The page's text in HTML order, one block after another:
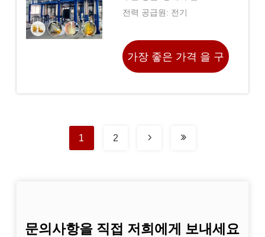
전력 공급원: 전기
가장 좋은 가격 을 구
1 2
문의사항을 직접 저희에게 보내세요